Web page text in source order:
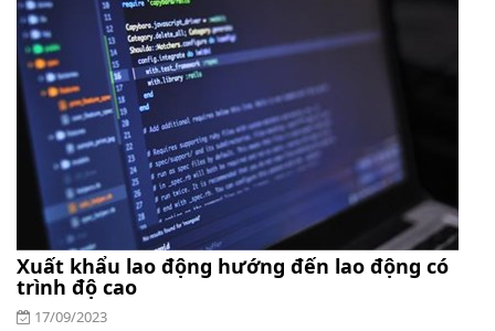
Xuất khẩu lao động hướng đến lao động có
trình độ cao
17/09/2023